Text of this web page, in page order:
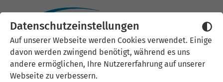
Datenschutzeinstellungen
Auf unserer Webseite werden Cookies verwendet. Einige
davon werden zwingend benötigt, während es uns
andere ermöglichen, Ihre Nutzererfahrung auf unserer
Webseite zu verbessern.
Externen Inhalt laden
Wir verwenden auf unserer
Website externe Inhalte, um Ihnen